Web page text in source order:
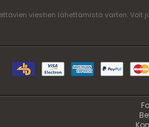
viestien lähettämistä varten. Voit